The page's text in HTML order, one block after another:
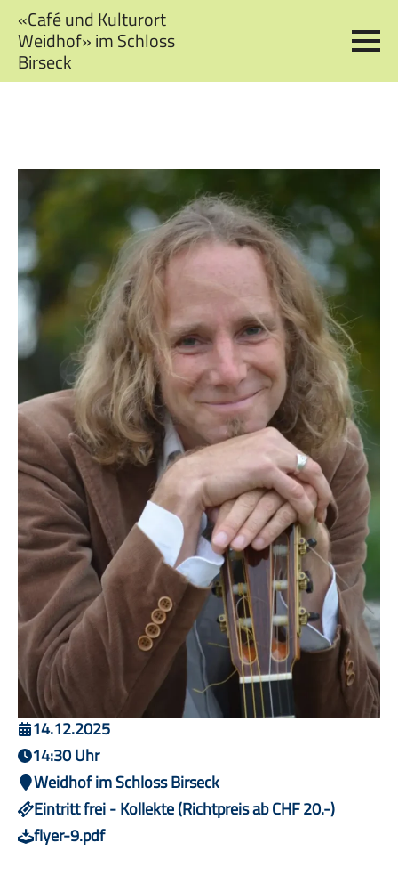
«Café und Kulturort
Weidhof» im Schloss
Birseck
14.12.2025
14:30 Uhr
Weidhof im Schloss Birseck
Eintritt frei - Kollekte (Richtpreis ab CHF 20.-)
flyer-9.pdf